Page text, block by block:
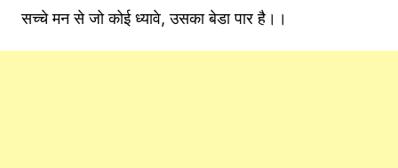
सच्चे मन से जो कोई ध्यावे, उसका बेडा पार है।।